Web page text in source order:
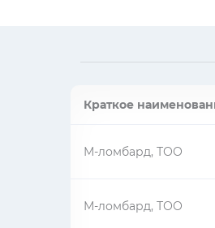
Краткое
М-ломбард, ТОО
М-ломбард, ТОО